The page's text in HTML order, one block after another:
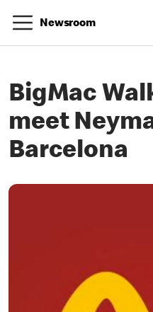
Newsroom
BigMac
meet
Barcelona